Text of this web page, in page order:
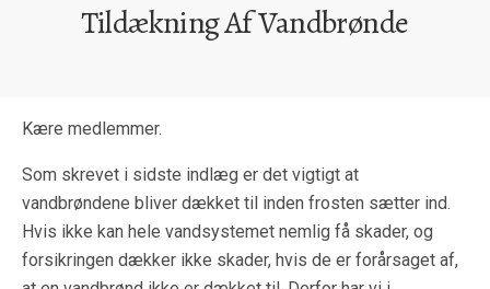
Tildækning Af Vandbrønde
Kære medlemmer.
Som skrevet i sidste indlæg er det vigtigt at
vandbrøndene bliver dækket til inden frosten sætter ind.
Hvis ikke kan hele vandsystemet nemlig få skader, og
forsikringen dækker ikke skader, hvis de er forårsaget af,